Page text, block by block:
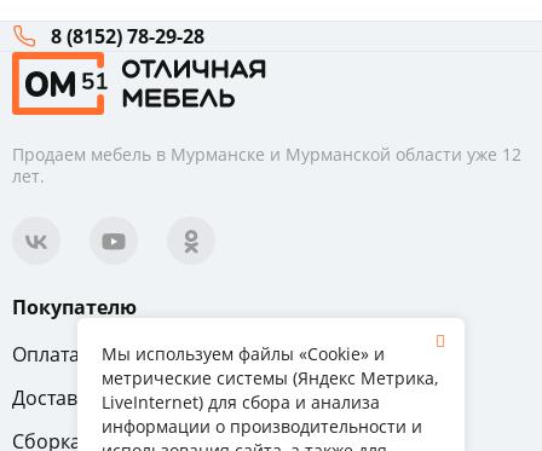
8 (8152) 78-29-28
Продаем мебель в Мурманске и Мурманской области уже 12
лет.
Покупателю
Оплата
Вопрос-ответ
Доставка
Обмен и возврат
Сборка
Гарантия
Мы используем файлы «Cookie» и
метрические системы (Яндекс Метрика,
LiveInternet) для сбора и анализа
информации о производительности и